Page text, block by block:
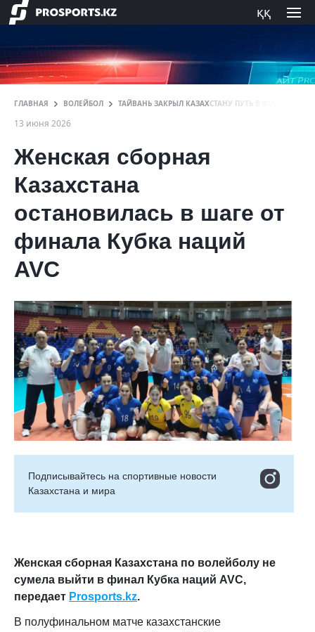
ққ
ГЛАВНАЯ ВОЛЕЙБОЛ ТАЙВАНЬ ЗАКРЫЛ КАЗАХСТАНУ ПУТЬ В ФИНАЛ
13 июня 2026
Женская сборная
Казахстана
остановилась в шаге от
финала Кубка наций
AVC
Подписывайтесь на cпортивные новости
Казахстана и мира
Женская сборная Казахстана по волейболу не
сумела выйти в финал Кубка наций AVC,
передает Prosports.kz.
В полуфинальном матче казахстанские